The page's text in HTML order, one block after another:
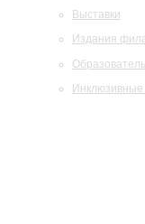
Выставки
Издания